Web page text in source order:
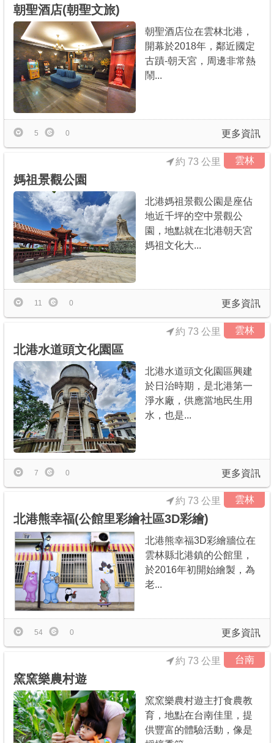
朝聖酒店(朝聖文旅)
朝聖酒店位在雲林北港，
開幕於2018年，鄰近國定
古蹟-朝天宮，周邊非常熱
鬧...
更多資訊
5 0
雲林
媽祖景觀公園
約 73 公里
北港媽祖景觀公園是座佔
地近千坪的空中景觀公
園，地點就在北港朝天宮
媽祖文化大...
更多資訊
11 0
雲林
北港水道頭文化園區
約 73 公里
北港水道頭文化園區興建
於日治時期，是北港第一
淨水廠，供應當地民生用
水，也是...
更多資訊
7 0
雲林
北港熊幸福(公館里彩繪社區3D彩繪)
約 73 公里
北港熊幸福3D彩繪牆位在
雲林縣北港鎮的公館里，
於2016年初開始繪製，為
老...
更多資訊
54 0
台南
窯窯樂農村遊
約 73 公里
窯窯樂農村遊主打食農教
育，地點在台南佳里，提
供豐富的體驗活動，像是